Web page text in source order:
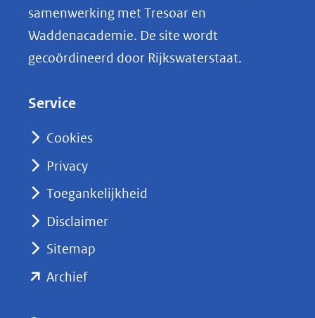
k
e
nieuw
naar
samenwerking met Tresoar en
Waddenacademie. De site wordt
gecoördineerd door Rijkswaterstaat.
Service
Cookies
Privacy
Toegankelijkheid
Disclaimer
Sitemap
Archief(opent